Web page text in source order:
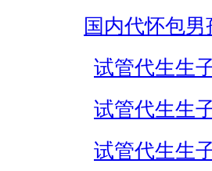
国内代怀包男
试管代生生
试管代生生
试管代生生